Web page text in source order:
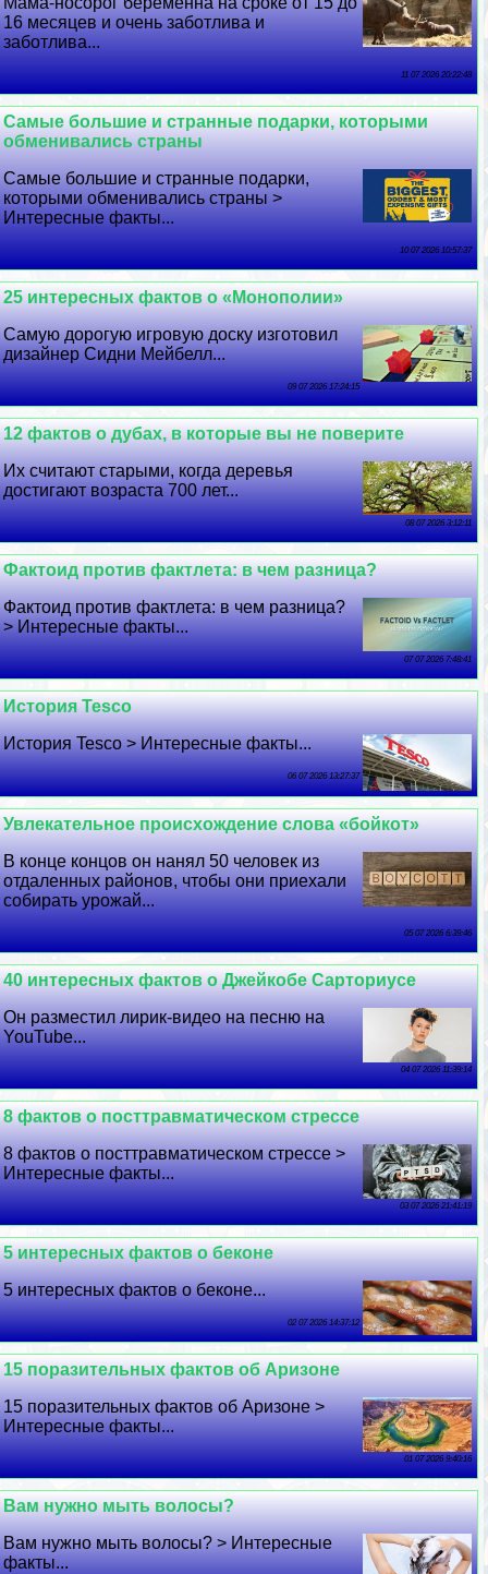
16 месяцев и очень заботлива и
заботлива...
11 07 2026 20:22:48
Самые большие и странные подарки, которыми
обменивались страны
Самые большие и странные подарки,
которыми обменивались страны >
Интересные факты...
10 07 2026 10:57:37
25 интересных фактов о «Монополии»
Самую дорогую игровую доску изготовил
дизайнер Сидни Мейбелл...
09 07 2026 17:24:15
12 фактов о дубах, в которые вы не поверите
Их считают старыми, когда деревья
достигают возраста 700 лет...
08 07 2026 3:12:11
Фактоид против фактлета: в чем разница?
Фактоид против фактлета: в чем разница?
> Интересные факты...
07 07 2026 7:48:41
История Tesco
История Tesco > Интересные факты...
06 07 2026 13:27:37
Увлекательное происхождение слова «бойкот»
В конце концов он нанял 50 человек из
отдаленных районов, чтобы они приехали
собирать урожай...
05 07 2026 6:39:46
40 интересных фактов о Джейкобе Сарториусе
Он разместил лирик-видео на песню на
YouTube...
04 07 2026 11:39:14
8 фактов о посттравматическом стрессе
8 фактов о посттравматическом стрессе >
Интересные факты...
03 07 2026 21:41:19
5 интересных фактов о беконе
5 интересных фактов о беконе...
02 07 2026 14:37:12
15 поразительных фактов об Аризоне
15 поразительных фактов об Аризоне >
Интересные факты...
01 07 2026 9:40:16
Вам нужно мыть волосы?
Вам нужно мыть волосы? > Интересные
факты...